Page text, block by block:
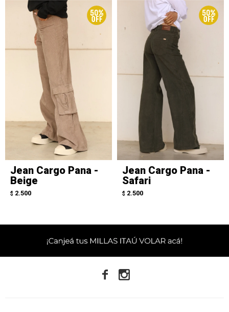
Jean Cargo Pana -
Beige
$ 2.500
Jean Cargo Pana -
Safari
$ 2.500
 